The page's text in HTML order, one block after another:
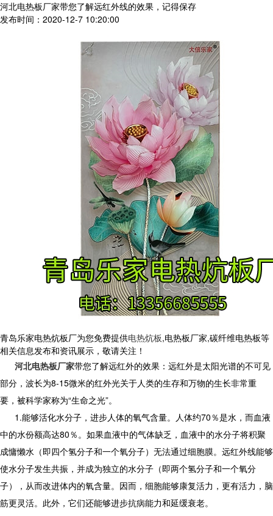
河北电热板厂家带您了解远红外线的效果，记得保存
发布时间：2020-12-7 10:20:00
青岛乐家电热炕板厂为您免费提供电热炕板,电热板厂家,碳纤维电热板等
相关信息发布和资讯展示，敬请关注！
河北电热板厂家带您了解远红外的效果：远红外是太阳光谱的不可见
部分，波长为8-15微米的红外光关于人类的生存和万物的生长非常重
要，被科学家称为“生命之光”。
1.能够活化水分子，进步人体的氧气含量。人体约70％是水，而血液
中的水份额高达80％。如果血液中的气体缺乏，血液中的水分子将积聚
成慵懒水（即四个氢分子和一个氧分子）无法通过细胞膜。远红外线能够
使水分子发生共振，并成为独立的水分子（即两个氢分子和一个氧分
子），从而改进体内的氧含量。因而，细胞能够康复活力，更有活力，脑
筋更灵活。此外，它们还能够进步抗病能力和延缓衰老。